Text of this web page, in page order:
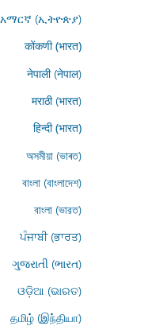
አማርኛ (ኢትዮጵያ)
कोंकणी (भारत)
नेपाली (नेपाल)
मराठी (भारत)
हिन्दी (भारत)
অসমীয়া (ভাৰত)
বাংলা (বাংলাদেশ)
বাংলা (ভারত)
ਪੰਜਾਬੀ (ਭਾਰਤ)
ગુજરાતી (ભારત)
ଓଡ଼ିଆ (ଭାରତ)
தமிழ் (இந்தியா)